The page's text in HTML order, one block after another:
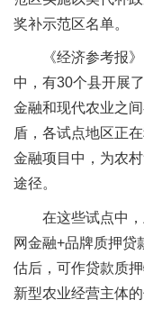
奖补示范区名单。
《经济参考报
中，有30个县开展
金融和现代农业之
盾，各试点地区正
金融项目中，为农
途径。
在这些试点中
网金融+品牌质押贷
估后，可作贷款质
新型农业经营主体